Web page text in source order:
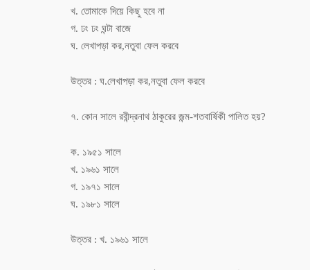
খ. তোমাকে দিয়ে কিছু হবে না
গ. ঢং ঢং ঘন্টা বাজে
ঘ. লেখাপড়া কর,নতুবা ফেল করবে
উত্তর : ঘ.লেখাপড়া কর,নতুবা ফেল করবে
৭. কোন সালে রবীন্দ্রনাথ ঠাকুরের জন্ম-শতবার্ষিকী পালিত হয়?
ক. ১৯৫১ সালে
খ. ১৯৬১ সালে
গ. ১৯৭১ সালে
ঘ. ১৯৮১ সালে
উত্তর : খ. ১৯৬১ সালে